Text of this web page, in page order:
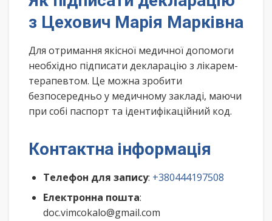
з Цехович Марія Марківна
Для отримання якісної медичної допомоги
необхідно підписати декларацію з лікарем-
терапевтом. Це можна зробити
безпосередньо у медичному закладі, маючи
при собі паспорт та ідентифікаційний код.
Контактна інформація
Телефон для запису: +380444197508
Електронна пошта:
doc.vimcokalo@gmail.com